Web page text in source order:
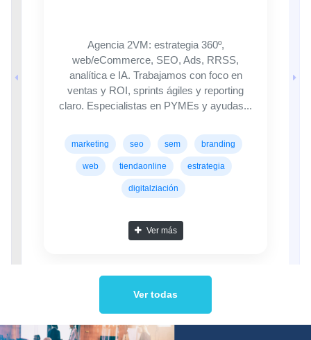
Agencia 2VM: estrategia 360º,
web/eCommerce, SEO, Ads, RRSS,
analítica e IA. Trabajamos con foco en
ventas y ROI, sprints ágiles y reporting
marketing seo sem branding
web tiendaonline estrategia
digitalziación
Ver más
Ver todas